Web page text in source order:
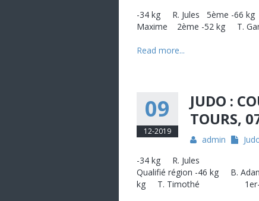
-34 kg R. Jules 5ème -66
Maxime 2ème -52 kg T.
Read more...
09
12-2019
JUDO :
TOURS,
admin
-34 kg R. Jules
Qualifié région -46 kg
kg T. Timothé 1er-